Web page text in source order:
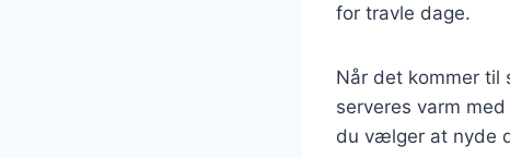
for travle dage.
Når det kommer til
serveres varm
du vælger at nyde